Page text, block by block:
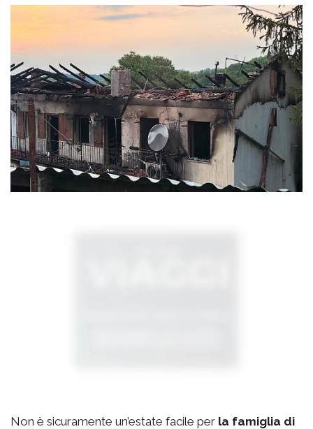
Non è sicuramente un’estate facile per la famiglia di